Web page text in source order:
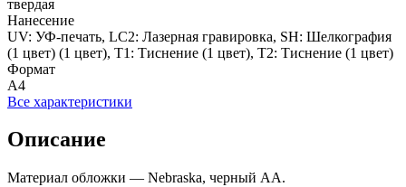
твердая
Нанесение
UV: УФ-печать, LC2: Лазерная гравировка, SH: Шелкография
(1 цвет) (1 цвет), T1: Тиснение (1 цвет), T2: Тиснение (1 цвет)
Формат
А4
Все характеристики
Описание
Материал обложки — Nebraska, черный АА.